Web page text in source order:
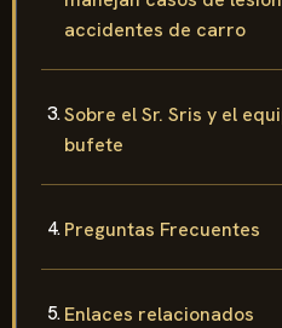
accidentes de carro
Sobre el Sr. Sris y el
bufete
Preguntas Frecuentes
Enlaces relacionados